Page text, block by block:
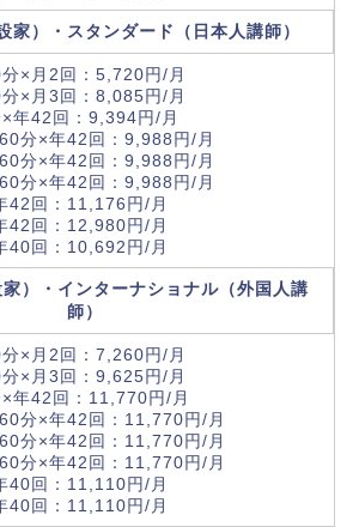
家）・スタンダード（日本人講師）
×月2回：5,720円/月
×月3回：8,085円/月
年42回：9,394円/月
分×年42回：9,988円/月
分×年42回：9,988円/月
分×年42回：9,988円/月
42回：11,176円/月
42回：12,980円/月
40回：10,692円/月
）・インターナショナル（外国人講
師）
×月2回：7,260円/月
×月3回：9,625円/月
年42回：11,770円/月
分×年42回：11,770円/月
分×年42回：11,770円/月
分×年42回：11,770円/月
40回：11,110円/月
40回：11,110円/月